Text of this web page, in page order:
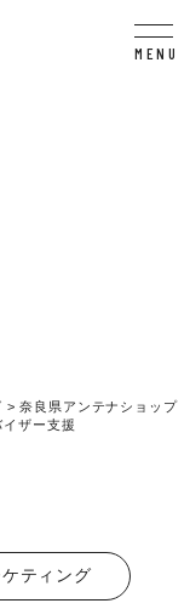
MENU
>奈良県アンテナショップ
イザー支援
ティング